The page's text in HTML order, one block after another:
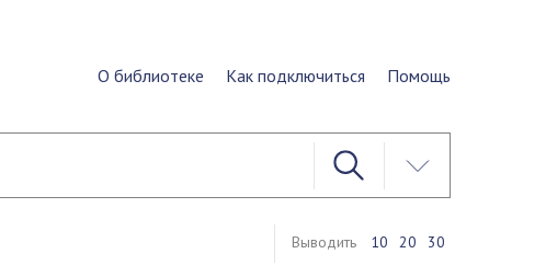
О библиотеке Как подключиться Помощь
Выводить 10 20 30